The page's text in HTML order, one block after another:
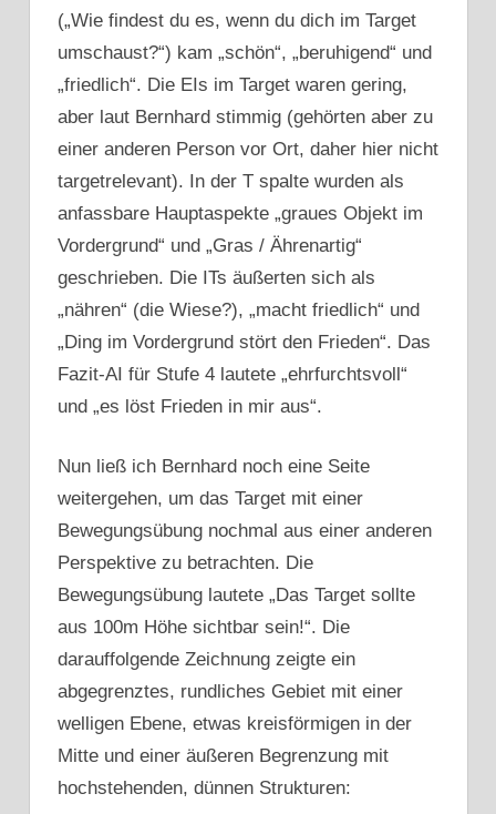
(„Wie findest du es, wenn du dich im Target
umschaust?“) kam „schön“, „beruhigend“ und
„friedlich“. Die EIs im Target waren gering,
aber laut Bernhard stimmig (gehörten aber zu
einer anderen Person vor Ort, daher hier nicht
targetrelevant). In der T spalte wurden als
anfassbare Hauptaspekte „graues Objekt im
Vordergrund“ und „Gras / Ährenartig“
geschrieben. Die ITs äußerten sich als
„nähren“ (die Wiese?), „macht friedlich“ und
„Ding im Vordergrund stört den Frieden“. Das
Fazit-AI für Stufe 4 lautete „ehrfurchtsvoll“
und „es löst Frieden in mir aus“.
Nun ließ ich Bernhard noch eine Seite
weitergehen, um das Target mit einer
Bewegungsübung nochmal aus einer anderen
Perspektive zu betrachten. Die
Bewegungsübung lautete „Das Target sollte
aus 100m Höhe sichtbar sein!“. Die
darauffolgende Zeichnung zeigte ein
abgegrenztes, rundliches Gebiet mit einer
welligen Ebene, etwas kreisförmigen in der
Mitte und einer äußeren Begrenzung mit
hochstehenden, dünnen Strukturen: